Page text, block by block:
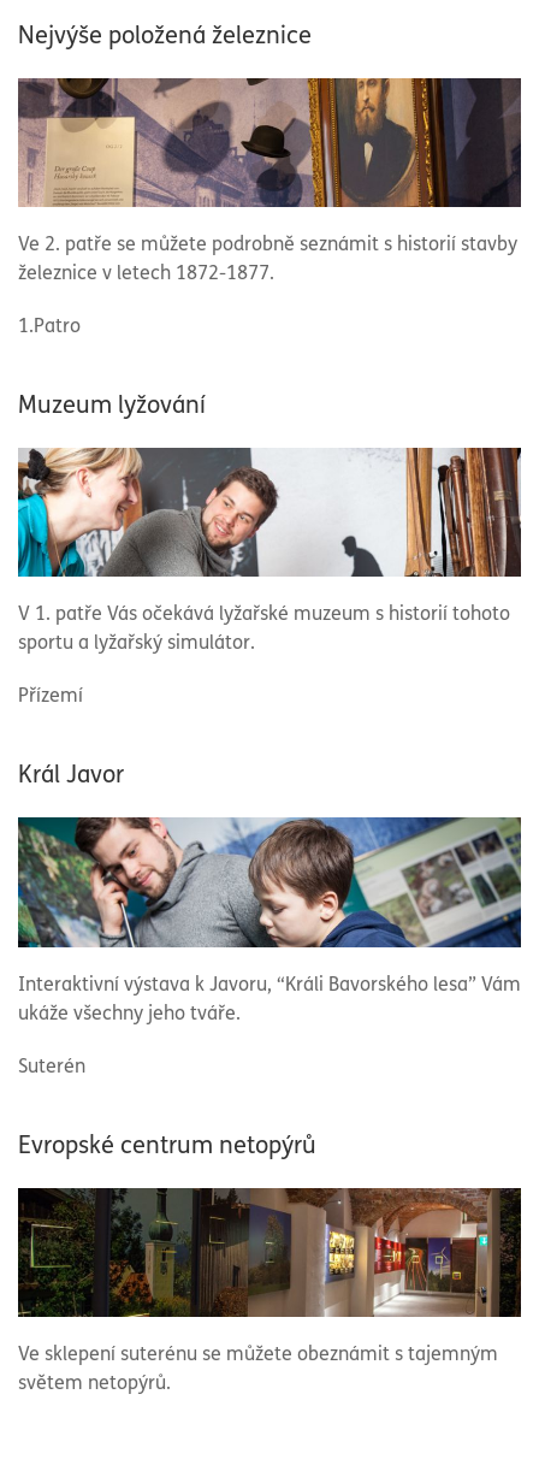
Nejvýše položená železnice
Ve 2. patře se můžete podrobně seznámit s historií stavby
železnice v letech 1872-1877.
1.Patro
Muzeum lyžování
V 1. patře Vás očekává lyžařské muzeum s historií tohoto
sportu a lyžařský simulátor.
Přízemí
Král Javor
Interaktivní výstava k Javoru, “Králi Bavorského lesa” Vám
ukáže všechny jeho tváře.
Suterén
Evropské centrum netopýrů
Ve sklepení suterénu se můžete obeznámit s tajemným
světem netopýrů.